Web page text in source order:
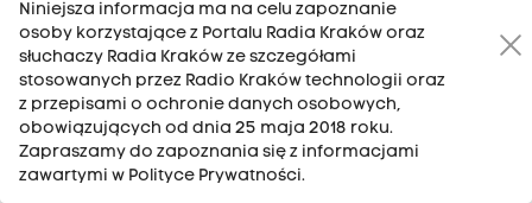
POSŁUCHASZ NAS
Kraków
Tarnów
Zakopane
Niniejsza informacja ma na celu zapoznanie
osoby korzystające z Portalu Radia Kraków oraz
słuchaczy Radia Kraków ze szczegółami
stosowanych przez Radio Kraków technologii oraz
z przepisami o ochronie danych osobowych,
obowiązujących od dnia 25 maja 2018 roku.
Zapraszamy do zapoznania się z informacjami
zawartymi w Polityce Prywatności.